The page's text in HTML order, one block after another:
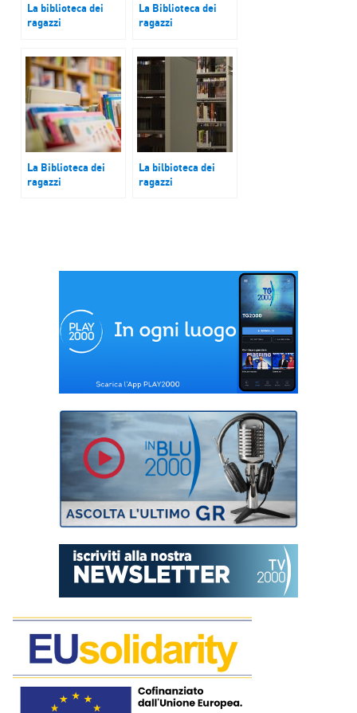
La biblioteca dei
ragazzi
La Biblioteca dei
ragazzi
La Biblioteca dei
ragazzi
La bilbioteca dei
ragazzi